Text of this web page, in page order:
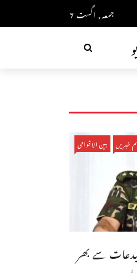
جمعہ, اگست 7
خبریں بین الاقوامی
بدعات سے بھر